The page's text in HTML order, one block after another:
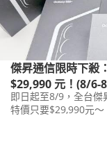
傑昇通信限時下殺
$29,990 元！(8/6-
即日起至8/9，全台傑
特價只要$29,990元～